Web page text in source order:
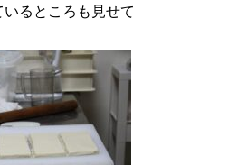
るところも見せて